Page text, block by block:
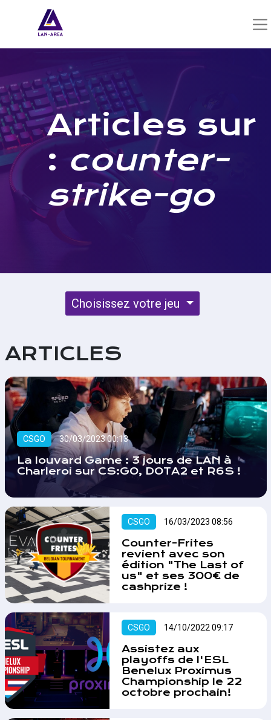
Articles sur
: counter-
strike-go
Choisissez votre jeu
ARTICLES
CSGO 30/03/2023 00:13
La louvard Game : 3 jours de LAN à
Charleroi sur CS:GO, DOTA2 et R6S !
CSGO 16/03/2023 08:56
Counter-Frites
revient avec son
édition "The Last of
us" et ses 300€ de
cashprize !
Frites, 1 édition CS:GO et 1
édition Trackmania, le
consortium débarque avec sa
seconde édition de Counter
Frites : "The Last of US". Pas
moins de 300€ de cashprize sont
mis en jeu !…
CSGO 14/10/2022 09:17
Assistez aux
playoffs de l'ESL
Benelux Proximus
Championship le 22
octobre prochain!